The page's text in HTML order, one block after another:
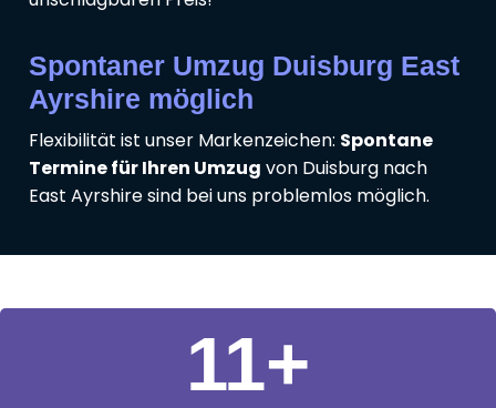
Spontaner Umzug Duisburg East
Ayrshire möglich
Flexibilität ist unser Markenzeichen: Spontane
Termine für Ihren Umzug von Duisburg nach
East Ayrshire sind bei uns problemlos möglich.
11+